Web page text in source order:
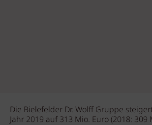
Die Bielefelder Dr. Wolff Gruppe
Jahr 2019 auf 313 Mio. Euro (2018: 309